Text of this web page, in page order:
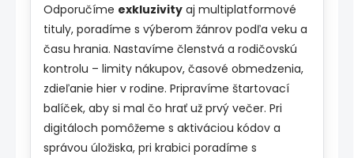
Odporučíme exkluzivityaj multiplatformové
tituly, poradíme s výberom žánrov podľa veku a
času hrania. Nastavíme členstvá a rodičovskú
kontrolu – limity nákupov, časové obmedzenia,
zdieľanie hier v rodine. Pripravíme štartovací
balíček, aby si mal čo hrať už prvý večer. Pri
digitáloch pomôžeme s aktiváciou kódov a
správou úložiska, pri krabici poradíme s